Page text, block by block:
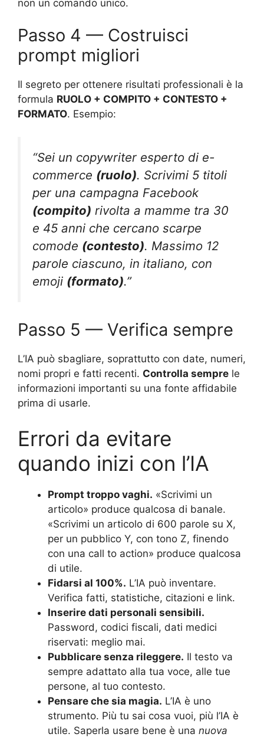
non un comando unico.
Passo 4 — Costruisci
prompt migliori
Il segreto per ottenere risultati professionali è la
formula RUOLO + COMPITO + CONTESTO +
FORMATO. Esempio:
“Sei un copywriter esperto di e-
commerce (ruolo). Scrivimi 5 titoli
per una campagna Facebook
(compito) rivolta a mamme tra 30
e 45 anni che cercano scarpe
comode (contesto). Massimo 12
parole ciascuno, in italiano, con
emoji (formato).”
Passo 5 — Verifica sempre
L’IA può sbagliare, soprattutto con date, numeri,
nomi propri e fatti recenti. Controlla sempre le
informazioni importanti su una fonte affidabile
prima di usarle.
Errori da evitare
quando inizi con l’IA
Prompt troppo vaghi. «Scrivimi un
articolo» produce qualcosa di banale.
«Scrivimi un articolo di 600 parole su X,
per un pubblico Y, con tono Z, finendo
con una call to action» produce qualcosa
di utile.
Fidarsi al 100%. L’IA può inventare.
Verifica fatti, statistiche, citazioni e link.
Inserire dati personali sensibili.
Password, codici fiscali, dati medici
riservati: meglio mai.
Pubblicare senza rileggere. Il testo va
sempre adattato alla tua voce, alle tue
persone, al tuo contesto.
Pensare che sia magia. L’IA è uno
strumento. Più tu sai cosa vuoi, più l’IA è
utile. Saperla usare bene è una nuova